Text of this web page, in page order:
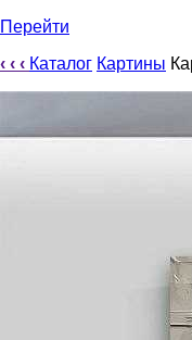
Перейти
‹ ‹ ‹ Каталог Картины